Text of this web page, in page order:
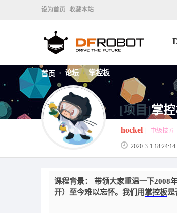
设为首页 收藏本站
首页 > 论坛 > 掌控板
[项目]掌
hockel 中级技匠
2020-3-1 18:24:14
课程背景： 带领大家重温一下2008
开）至今难以忘怀。我们用掌控板是